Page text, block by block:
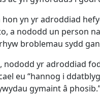
hon yn yr adroddiad
a nododd un person
broblemau sydd
nododd yr adroddiad
eu “hannog i
gymaint â